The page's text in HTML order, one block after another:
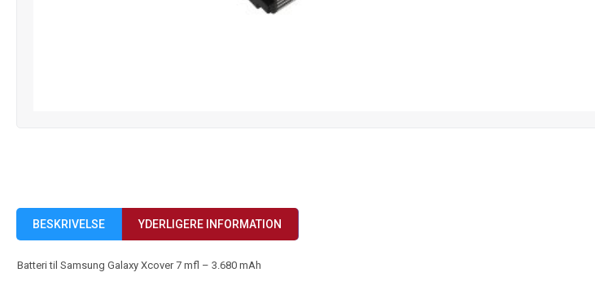
BESKRIVELSE YDERLIGERE INFORMATION
Batteri til Samsung Galaxy Xcover 7 mfl – 3.680 mAh